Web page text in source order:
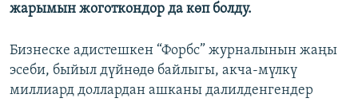
жарымын жоготкондор да көп болду.
Бизнеске адистешкен “Форбс” журналынын жаңы
эсеби, быйыл дүйнөдө байлыгы, акча-мүлкү
миллиард доллардан ашканы далилденгендер